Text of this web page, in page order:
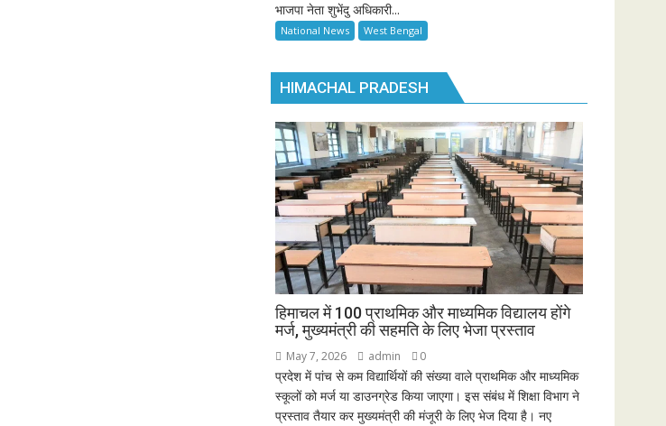
भाजपा नेता शुभेंदु अधिकारी...
National News West Bengal
HIMACHAL PRADESH
हिमाचल में 100 प्राथमिक और माध्यमिक विद्यालय होंगे
मर्ज, मुख्यमंत्री की सहमति के लिए भेजा प्रस्ताव
May 7, 2026 admin 0
प्रदेश में पांच से कम विद्यार्थियों की संख्या वाले प्राथमिक और माध्यमिक
स्कूलों को मर्ज या डाउनग्रेड किया जाएगा। इस संबंध में शिक्षा विभाग ने
प्रस्ताव तैयार कर मुख्यमंत्री की मंजूरी के लिए भेज दिया है। नए